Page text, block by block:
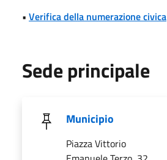
• Verifica della numerazione civica
Sede principale
Municipio
Piazza Vittorio